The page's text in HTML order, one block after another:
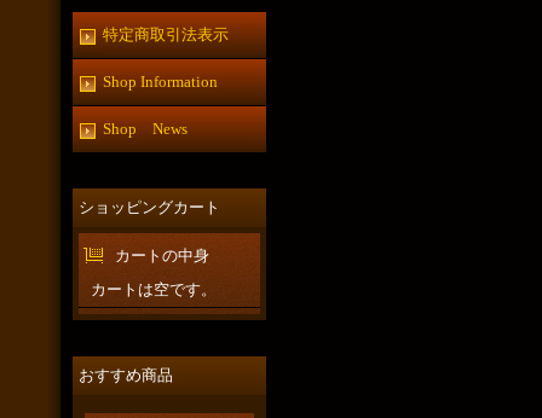
特定商取引法表示
Shop Information
Shop News
ショッピングカート
カートの中身
カートは空です。
おすすめ商品